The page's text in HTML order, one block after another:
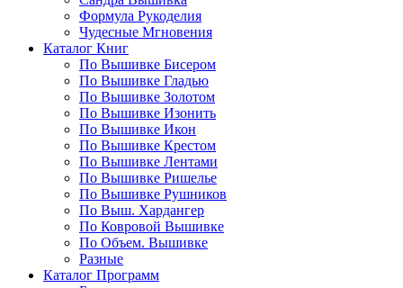
Формула Рукоделия
Чудесные Мгновения
Каталог Книг
По Вышивке Бисером
По Вышивке Гладью
По Вышивке Золотом
По Вышивке Изонить
По Вышивке Икон
По Вышивке Крестом
По Вышивке Лентами
По Вышивке Ришелье
По Вышивке Рушников
По Выш. Хардангер
По Ковровой Вышивке
По Объем. Вышивке
Разные
Каталог Программ